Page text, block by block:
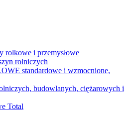
rolkowe i przemysłowe
rolniczych
standardowe i wzmocnione,
budowlanych, ciężarowych i
Total